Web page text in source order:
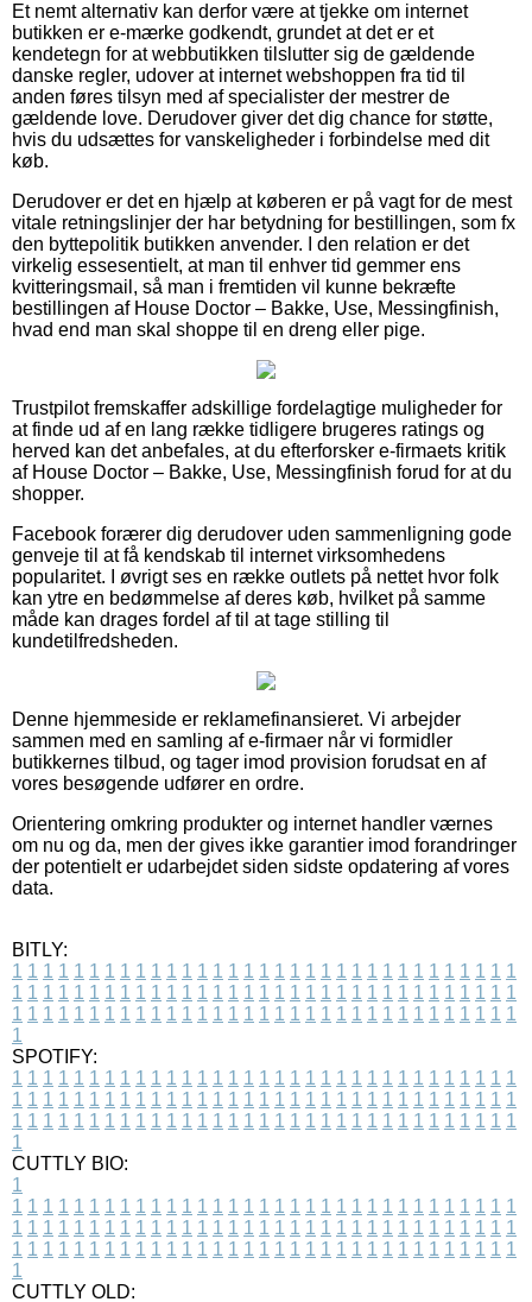
Et nemt alternativ kan derfor være at tjekke om internet
butikken er e-mærke godkendt, grundet at det er et
kendetegn for at webbutikken tilslutter sig de gældende
danske regler, udover at internet webshoppen fra tid til
anden føres tilsyn med af specialister der mestrer de
gældende love. Derudover giver det dig chance for støtte,
hvis du udsættes for vanskeligheder i forbindelse med dit
køb.
Derudover er det en hjælp at køberen er på vagt for de mest
vitale retningslinjer der har betydning for bestillingen, som fx
den byttepolitik butikken anvender. I den relation er det
virkelig essesentielt, at man til enhver tid gemmer ens
kvitteringsmail, så man i fremtiden vil kunne bekræfte
bestillingen af House Doctor – Bakke, Use, Messingfinish,
hvad end man skal shoppe til en dreng eller pige.
Trustpilot fremskaffer adskillige fordelagtige muligheder for
at finde ud af en lang række tidligere brugeres ratings og
herved kan det anbefales, at du efterforsker e-firmaets kritik
af House Doctor – Bakke, Use, Messingfinish forud for at du
shopper.
Facebook forærer dig derudover uden sammenligning gode
genveje til at få kendskab til internet virksomhedens
popularitet. I øvrigt ses en række outlets på nettet hvor folk
kan ytre en bedømmelse af deres køb, hvilket på samme
måde kan drages fordel af til at tage stilling til
kundetilfredsheden.
Denne hjemmeside er reklamefinansieret. Vi arbejder
sammen med en samling af e-firmaer når vi formidler
butikkernes tilbud, og tager imod provision forudsat en af
vores besøgende udfører en ordre.
Orientering omkring produkter og internet handler værnes
om nu og da, men der gives ikke garantier imod forandringer
der potentielt er udarbejdet siden sidste opdatering af vores
data.
BITLY:
1 1 1 1 1 1 1 1 1 1 1 1 1 1 1 1 1 1 1 1 1 1 1 1 1 1 1 1 1 1 1 1 1
1 1 1 1 1 1 1 1 1 1 1 1 1 1 1 1 1 1 1 1 1 1 1 1 1 1 1 1 1 1 1 1 1
1 1 1 1 1 1 1 1 1 1 1 1 1 1 1 1 1 1 1 1 1 1 1 1 1 1 1 1 1 1 1 1 1
1
SPOTIFY:
1 1 1 1 1 1 1 1 1 1 1 1 1 1 1 1 1 1 1 1 1 1 1 1 1 1 1 1 1 1 1 1 1
1 1 1 1 1 1 1 1 1 1 1 1 1 1 1 1 1 1 1 1 1 1 1 1 1 1 1 1 1 1 1 1 1
1 1 1 1 1 1 1 1 1 1 1 1 1 1 1 1 1 1 1 1 1 1 1 1 1 1 1 1 1 1 1 1 1
1
CUTTLY BIO:
1
1 1 1 1 1 1 1 1 1 1 1 1 1 1 1 1 1 1 1 1 1 1 1 1 1 1 1 1 1 1 1 1 1
1 1 1 1 1 1 1 1 1 1 1 1 1 1 1 1 1 1 1 1 1 1 1 1 1 1 1 1 1 1 1 1 1
1 1 1 1 1 1 1 1 1 1 1 1 1 1 1 1 1 1 1 1 1 1 1 1 1 1 1 1 1 1 1 1 1
1
CUTTLY OLD: